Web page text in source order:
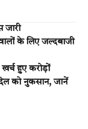
जारी
के लिए जल्दबाजी
हुए करोड़ों
को नुकसान, जानें